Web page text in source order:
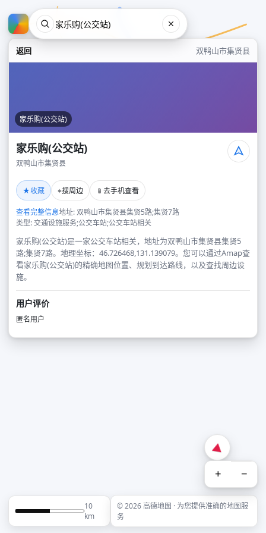
返回 双鸭山市集贤县
家乐购(公交站)
家乐购(公交站)
双鸭山市集贤县
★收藏 ⌖搜周边 📱 去手机查看
查看完整信息地址: 双鸭山市集贤县集贤5路;集贤7路
类型: 交通设施服务;公交车站;公交车站相关
家乐购(公交站)是一家公交车站相关，地址为双鸭山市集贤县集贤5
路;集贤7路。地理坐标：46.726468,131.139079。您可以通过Amap查
看家乐购(公交站)的精确地图位置、规划到达路线，以及查找周边设
施。
用户评价
匿名用户
+ −
10
km
© 2026 高德地图 · 为您提供准确的地图服
务